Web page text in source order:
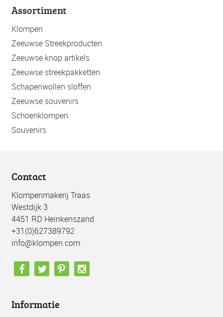
Assortiment
Klompen
Zeeuwse Streekproducten
Zeeuwse knop artikels
Zeeuwse streekpakketten
Schapenwollen sloffen
Zeeuwse souvenirs
Schoenklompen
Souvenirs
Contact
Klompenmakerij Traas
Westdijk 3
4451 RD Heinkenszand
+31(0)627389792
info@klompen.com
Informatie